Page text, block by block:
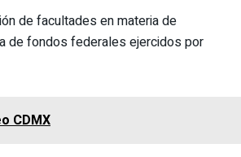
de facultades en materia de
de fondos federales ejercidos por
CDMX